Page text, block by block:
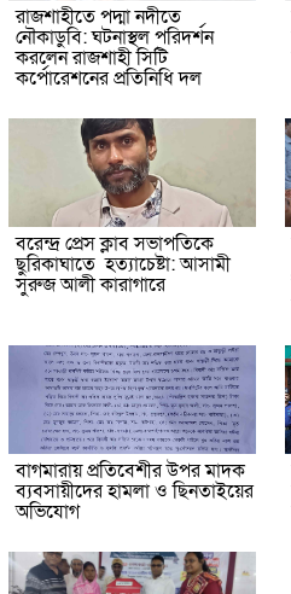
রাজশাহীতে পদ্মা নদীতে
নৌকাডুবি: ঘটনাস্থল পরিদর্শন
করলেন রাজশাহী সিটি
কর্পোরেশনের প্রতিনিধি দল
বরেন্দ্র প্রেস ক্লাব সভাপতিকে
ছুরিকাঘাতে হত্যাচেষ্টা: আসামী
সুরুজ আলী কারাগারে
বাগমারায় প্রতিবেশীর উপর মাদক
ব্যবসায়ীদের হামলা ও ছিনতাইয়ের
অভিযোগ